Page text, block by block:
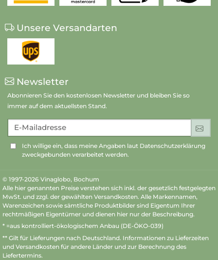
Unsere Versandarten
Newsletter
Abonnieren Sie den kostenlosen Newsletter und bleiben Sie so
immer auf dem aktuellsten Stand.
E-Mailadresse
Ich willige ein, dass meine Angaben laut Datenschutzerklärung
zweckgebunden verarbeitet werden.
© 1997-2026 Vinaglobo, Bochum
Alle hier genannten Preise verstehen sich inkl. der gesetzlich festgelegten
MwSt. und zzgl. der gewählten Versandkosten. Alle Markennamen,
Warenzeichen sowie sämtliche Produktbilder sind Eigentum Ihrer
rechtmäßigen Eigentümer und dienen hier nur der Beschreibung.
* =aus kontrolliert-ökologischem Anbau (DE-ÖKO-039)
** Gilt für Lieferungen nach Deutschland. Informationen zu Lieferzeiten
und Versandkosten für andere Länder und zur Berechnung des
Liefertermins.